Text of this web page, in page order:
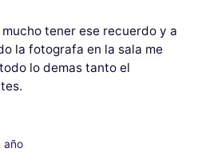
tener ese recuerdo y a
la fotografa en la sala me
lo demas tanto el
año